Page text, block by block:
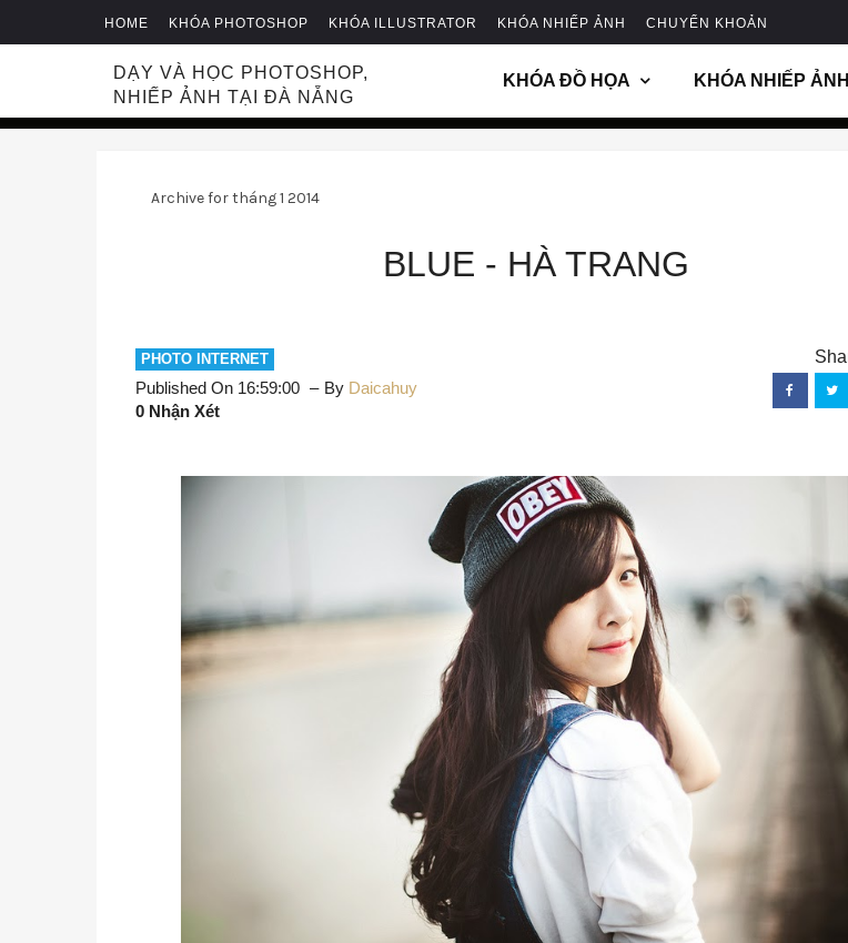
HOME KHÓA PHOTOSHOP KHÓA ILLUSTRATOR KHÓA NHIẾP ẢNH CHUYỂN KHOẢN
DẠY VÀ HỌC PHOTOSHOP,
NHIẾP ẢNH TẠI ĐÀ NẴNG
KHÓA ĐỒ HỌA KHÓA NHIẾP ẢNH
Archive for tháng 1 2014
BLUE - HÀ TRANG
PHOTO INTERNET
Published On 16:59:00 By Daicahuy
0 Nhận Xét